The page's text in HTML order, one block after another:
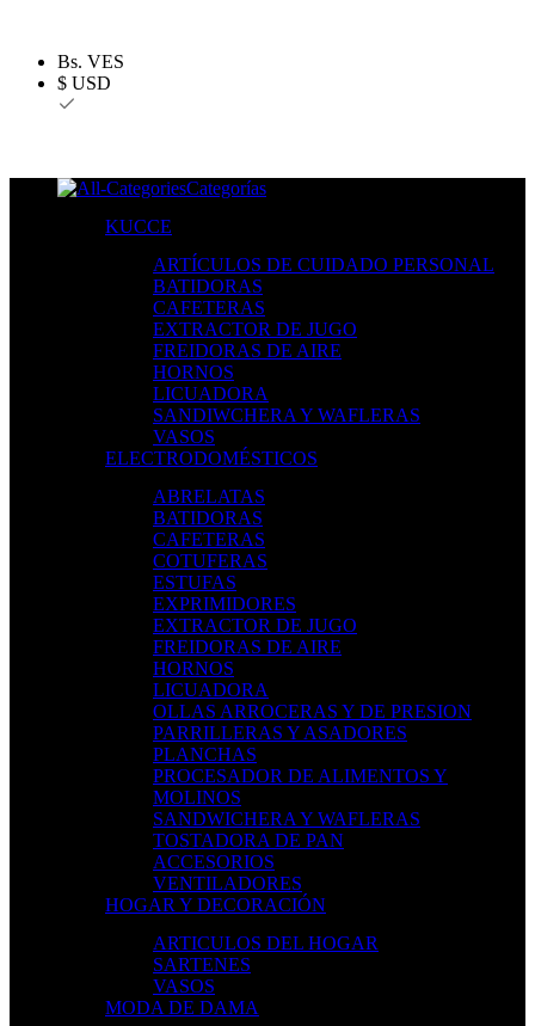
Bs. VES
$ USD
Categorías
KUCCE
ARTÍCULOS DE CUIDADO PERSONAL
BATIDORAS
CAFETERAS
EXTRACTOR DE JUGO
FREIDORAS DE AIRE
HORNOS
LICUADORA
SANDIWCHERA Y WAFLERAS
VASOS
ELECTRODOMÉSTICOS
ABRELATAS
BATIDORAS
CAFETERAS
COTUFERAS
ESTUFAS
EXPRIMIDORES
EXTRACTOR DE JUGO
FREIDORAS DE AIRE
HORNOS
LICUADORA
OLLAS ARROCERAS Y DE PRESION
PARRILLERAS Y ASADORES
PLANCHAS
PROCESADOR DE ALIMENTOS Y
MOLINOS
SANDWICHERA Y WAFLERAS
TOSTADORA DE PAN
ACCESORIOS
VENTILADORES
HOGAR Y DECORACIÓN
ARTICULOS DEL HOGAR
SARTENES
VASOS
MODA DE DAMA